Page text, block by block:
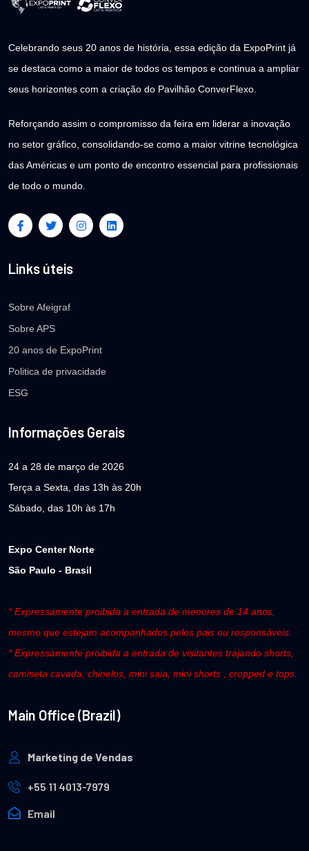
Celebrando seus 20 anos de história, essa edição da ExpoPrint já
se destaca como a maior de todos os tempos e continua a ampliar
seus horizontes com a criação do Pavilhão ConverFlexo.
Reforçando assim o compromisso da feira em liderar a inovação
no setor gráfico, consolidando-se como a maior vitrine tecnológica
das Américas e um ponto de encontro essencial para profissionais
de todo o mundo.
Links úteis
Sobre Afeigraf
Sobre APS
20 anos de ExpoPrint
Politica de privacidade
ESG
Informações Gerais
24 a 28 de março de 2026
Terça a Sexta, das 13h às 20h
Sábado, das 10h às 17h
Expo Center Norte
São Paulo - Brasil
* Expressamente proibida a entrada de menores de 14 anos,
mesmo que estejam acompanhados pelos pais ou responsáveis.
* Expressamente proibida a entrada de visitantes trajando shorts,
camiseta cavada, chinelos, mini saia, mini shorts , cropped e tops.
Main Office (Brazil)
Marketing de Vendas
+55 11 4013-7979
Email